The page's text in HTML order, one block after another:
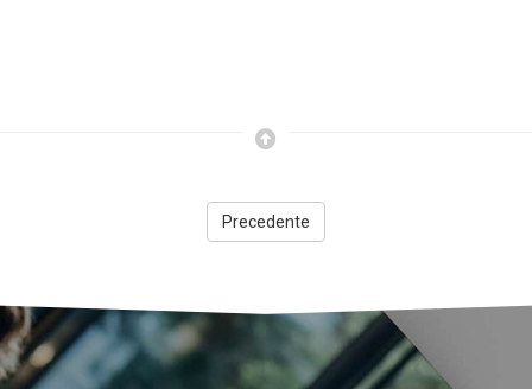
Precedente